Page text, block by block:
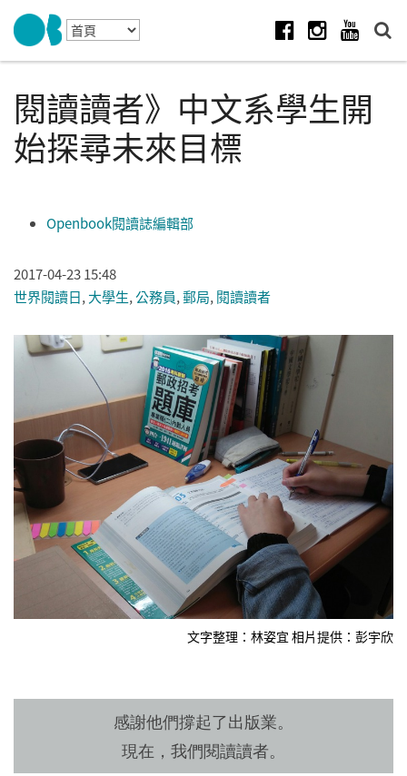
Skip to navigation
移至主內容
閱讀讀者》中文系學生開
始探尋未來目標
Openbook閱讀誌編輯部
2017-04-23 15:48
世界閱讀日, 大學生,公務員,郵局, 閱讀讀者
文字整理：林姿宜 相片提供：彭宇欣
感謝他們撐起了出版業。
現在，我們閱讀讀者。